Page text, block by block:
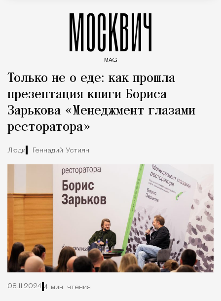
МОСКВИЧ
MAG
Только не о еде: как прошла
презентация книги Бориса
Зарькова «Менеджмент глазами
ресторатора»
Люди Геннадий Устиян
08.11.2024 4 мин. чтения